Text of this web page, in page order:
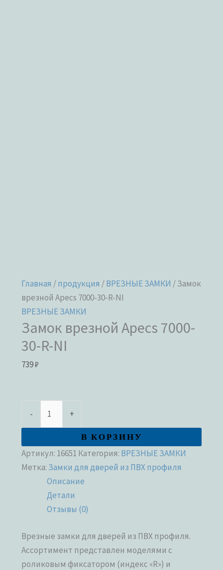
Главная /продукция /ВРЕЗНЫЕ ЗАМКИ / Замок
врезной Apecs 7000-30-R-NI
ВРЕЗНЫЕ ЗАМКИ
Замок врезной Apecs 7000-
30-R-NI
739₽
- +
В КОРЗИНУ
Артикул: 16651 Категория: ВРЕЗНЫЕ ЗАМКИ
Метка: Замки для дверей из ПВХ профиля
Описание
Детали
Отзывы (0)
Врезные замки для дверей из ПВХ профиля.
Ассортимент представлен моделями с
роликовым фиксатором (индекс «R») и